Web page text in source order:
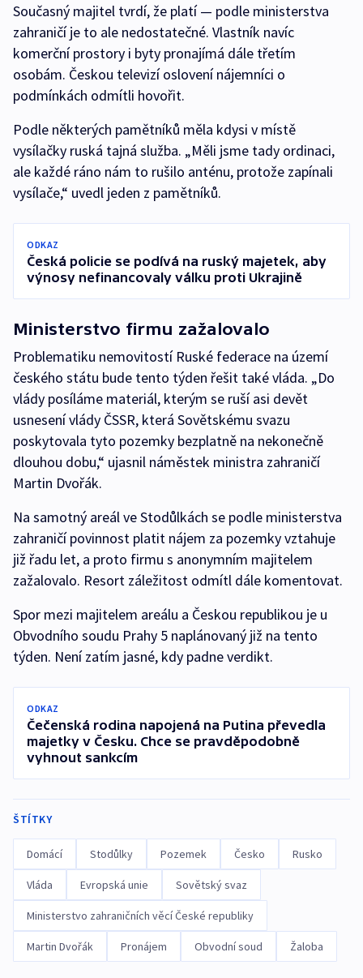
Současný majitel tvrdí, že platí — podle ministerstva
zahraničí je to ale nedostatečné. Vlastník navíc
komerční prostory i byty pronajímá dále třetím
osobám. Českou televizí oslovení nájemníci o
podmínkách odmítli hovořit.
Podle některých pamětníků měla kdysi v místě
vysílačky ruská tajná služba. „Měli jsme tady ordinaci,
ale každé ráno nám to rušilo anténu, protože zapínali
vysílače,“ uvedl jeden z pamětníků.
ODKAZ
Česká policie se podívá na ruský majetek, aby
výnosy nefinancovaly válku proti Ukrajině
Ministerstvo firmu zažalovalo
Problematiku nemovitostí Ruské federace na území
českého státu bude tento týden řešit také vláda. „Do
vlády posíláme materiál, kterým se ruší asi devět
usnesení vlády ČSSR, která Sovětskému svazu
poskytovala tyto pozemky bezplatně na nekonečně
dlouhou dobu,“ ujasnil náměstek ministra zahraničí
Martin Dvořák.
Na samotný areál ve Stodůlkách se podle ministerstva
zahraničí povinnost platit nájem za pozemky vztahuje
již řadu let, a proto firmu s anonymním majitelem
zažalovalo. Resort záležitost odmítl dále komentovat.
Spor mezi majitelem areálu a Českou republikou je u
Obvodního soudu Prahy 5 naplánovaný již na tento
týden. Není zatím jasné, kdy padne verdikt.
ODKAZ
Čečenská rodina napojená na Putina převedla
majetky v Česku. Chce se pravděpodobně
vyhnout sankcím
ŠTÍTKY
Domácí Stodůlky Pozemek Česko Rusko
Vláda Evropská unie Sovětský svaz
Ministerstvo zahraničních věcí České republiky
Martin Dvořák Pronájem Obvodní soud Žaloba